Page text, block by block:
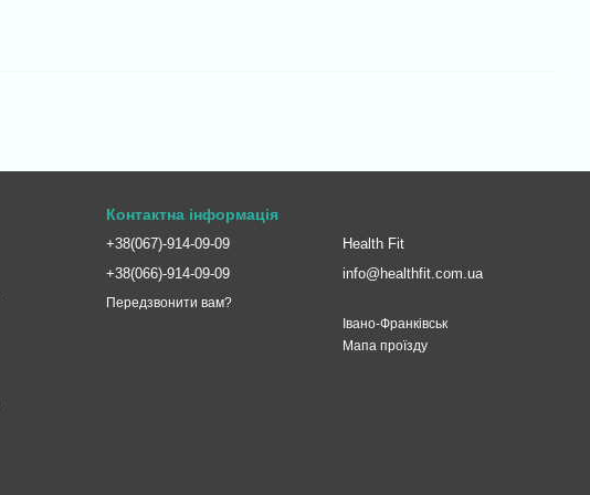
Контактна інформація
+38(067)-914-09-09
+38(066)-914-09-09
Передзвонити вам?
Health Fit
info@healthfit.com.ua
Івано-Франківськ
Мапа проїзду